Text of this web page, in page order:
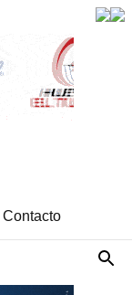
Contacto